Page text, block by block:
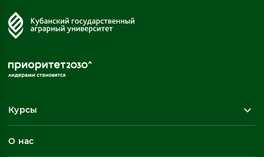
Курсы
Повышение квалификации
Профессиональная переподготовка
О нас